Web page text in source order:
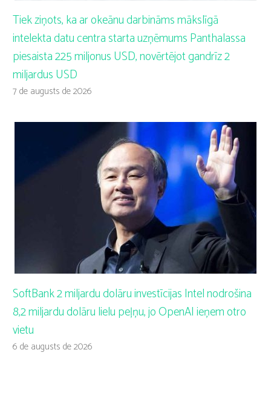
Tiek ziņots, ka ar okeānu darbināms mākslīgā
intelekta datu centra starta uzņēmums Panthalassa
piesaista 225 miljonus USD, novērtējot gandrīz 2
miljardus USD
7 de augusts de 2026
SoftBank 2 miljardu dolāru investīcijas Intel nodrošina
8,2 miljardu dolāru lielu peļņu, jo OpenAI ieņem otro
vietu
6 de augusts de 2026